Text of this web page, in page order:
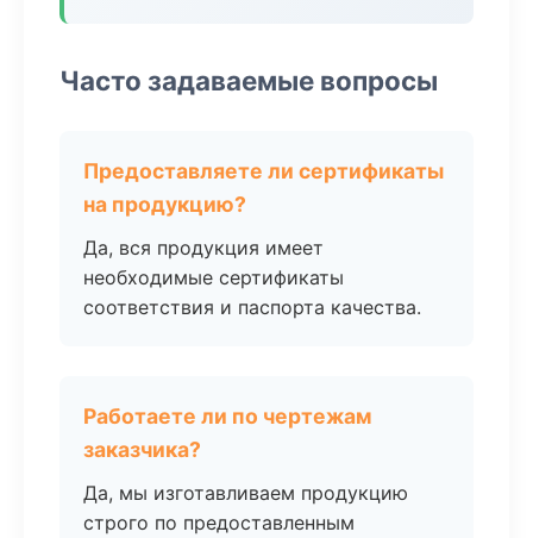
Часто задаваемые вопросы
Предоставляете ли сертификаты
на продукцию?
Да, вся продукция имеет
необходимые сертификаты
соответствия и паспорта качества.
Работаете ли по чертежам
заказчика?
Да, мы изготавливаем продукцию
строго по предоставленным